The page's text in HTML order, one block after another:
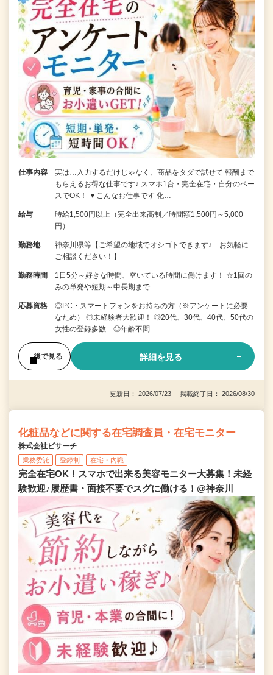
仕事内容
実は…入力するだけじゃなく、商品をタダで試せて 報酬まで
もらえるお得な仕事です♪ スマホ1台・完全在宅・自分のペー
スでOK！ ▼こんなお仕事です 化…
給与
時給1,500円以上（完全出来高制／時間額1,500円～5,000
円）
勤務地
神奈川県等【ご希望の地域でオシゴトできます♪ お気軽に
ご相談ください！】
勤務時間
1日5分～好きな時間、空いている時間に働けます！ ☆1回の
みの単発や短期～中長期まで…
応募資格
◎PC・スマートフォンをお持ちの方（※アンケートに必要
なため） ◎未経験者大歓迎！ ◎20代、30代、40代、50代の
女性の登録多数 ◎年齢不問
後で見る 詳細を見る
更新日： 2026/07/23 掲載終了日： 2026/08/30
化粧品などに関する在宅調査員・在宅モニター
株式会社ビサーチ
業務委託 登録制 在宅・内職
完全在宅OK！スマホで出来る美容モニター大募集！未経
験歓迎♪履歴書・面接不要でスグに働ける！@神奈川